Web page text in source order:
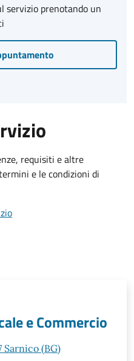
servizio prenotando un
requisiti e altre
e le condizioni di
e Commercio
Sarnico (BG)